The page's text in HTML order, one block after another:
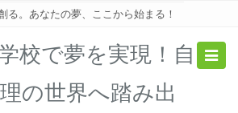
る。あなたの夢、ここから始まる！
校で夢を実現！自
の世界へ踏み出